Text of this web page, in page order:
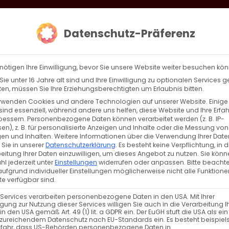
Zurück Vor
Surb Patarag
Datenschutz-Präferenz
Ihre Einwilligung, bevor Sie unsere Website weiter besuchen
unter 16 Jahre alt sind und Ihre Einwilligung zu optionalen Services
müssen Sie Ihre Erziehungsberechtigten um Erlaubnis bitten.
Cookies und andere Technologien auf unserer Website.
essenziell, während andere uns helfen, diese Website und Ihre
Personenbezogene Daten können verarbeitet werden (z. B. IP-
z. B. für personalisierte Anzeigen und Inhalte oder die Messung von
und Inhalten. Weitere Informationen über die Verwendung Ihrer
in unsererDatenschutzerklärung. Es besteht keine Verpflichtung, in
Ihrer Daten einzuwilligen, um dieses Angebot zu nutzen. Sie
jederzeit unterEinstellungen widerrufen oder anpassen. Bitte
individueller Einstellungen möglicherweise nicht alle
verfügbar sind.
verarbeiten personenbezogene Daten in den USA. Mit Ihrer
zur Nutzung dieser Services willigen Sie auch in die Verarbeitung
den USA gemäß Art. 49 (1) lit. a GDPR ein. Der EuGH stuft die USA als
Datenschutz nach EU-Standards ein. Es besteht
dass US-Behörden personenbezogene Daten in